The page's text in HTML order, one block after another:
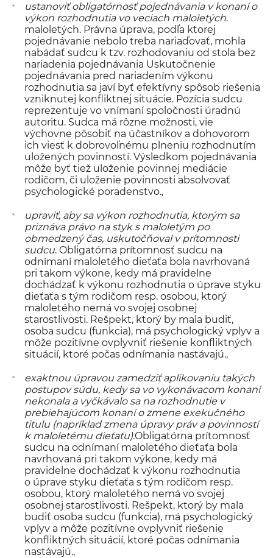
ustanoviť obligatórnosť pojednávania v konaní o
výkon rozhodnutia vo veciach maloletých.
maloletých. Právna úprava, podľa ktorej
pojednávanie nebolo treba nariaďovať, mohla
nabádať sudcu k tzv. rozhodovaniu od stola bez
nariadenia pojednávania Uskutočnenie
pojednávania pred nariadením výkonu
rozhodnutia sa javí byť efektívny spôsob riešenia
vzniknutej konfliktnej situácie. Pozícia sudcu
reprezentuje vo vnímaní spoločnosti úradnú
autoritu. Sudca má rôzne možnosti, vie
výchovne pôsobiť na účastníkov a dohovorom
ich viesť k dobrovoľnému plneniu rozhodnutím
uložených povinností. Výsledkom pojednávania
môže byť tiež uloženie povinnej mediácie
rodičom, či uloženie povinnosti absolvovať
psychologické poradenstvo.,
upraviť, aby sa výkon rozhodnutia, ktorým sa
priznáva právo na styk s maloletým po
obmedzený čas, uskutočňoval v prítomnosti
sudcu. Obligatórna prítomnosť sudcu na
odnímaní maloletého dieťaťa bola navrhovaná
pri takom výkone, kedy má pravidelne
dochádzať k výkonu rozhodnutia o úprave styku
dieťaťa s tým rodičom resp. osobou, ktorý
maloletého nemá vo svojej osobnej
starostlivosti. Rešpekt, ktorý by mala budiť,
osoba sudcu (funkcia), má psychologický vplyv a
môže pozitívne ovplyvniť riešenie konfliktných
situácií, ktoré počas odnímania nastávajú.,
exaktnou úpravou zamedziť aplikovaniu takých
postupov súdu, kedy sa vo vykonávacom konaní
nekonala a vyčkávalo sa na rozhodnutie v
prebiehajúcom konaní o zmene exekučného
titulu (napríklad zmena úpravy práv a povinností
k maloletému dieťaťu).Obligatórna prítomnosť
sudcu na odnímaní maloletého dieťaťa bola
navrhovaná pri takom výkone, kedy má
pravidelne dochádzať k výkonu rozhodnutia
o úprave styku dieťaťa s tým rodičom resp.
osobou, ktorý maloletého nemá vo svojej
osobnej starostlivosti. Rešpekt, ktorý by mala
budiť osoba sudcu (funkcia), má psychologický
vplyv a môže pozitívne ovplyvniť riešenie
konfliktných situácií, ktoré počas odnímania
nastávajú.,